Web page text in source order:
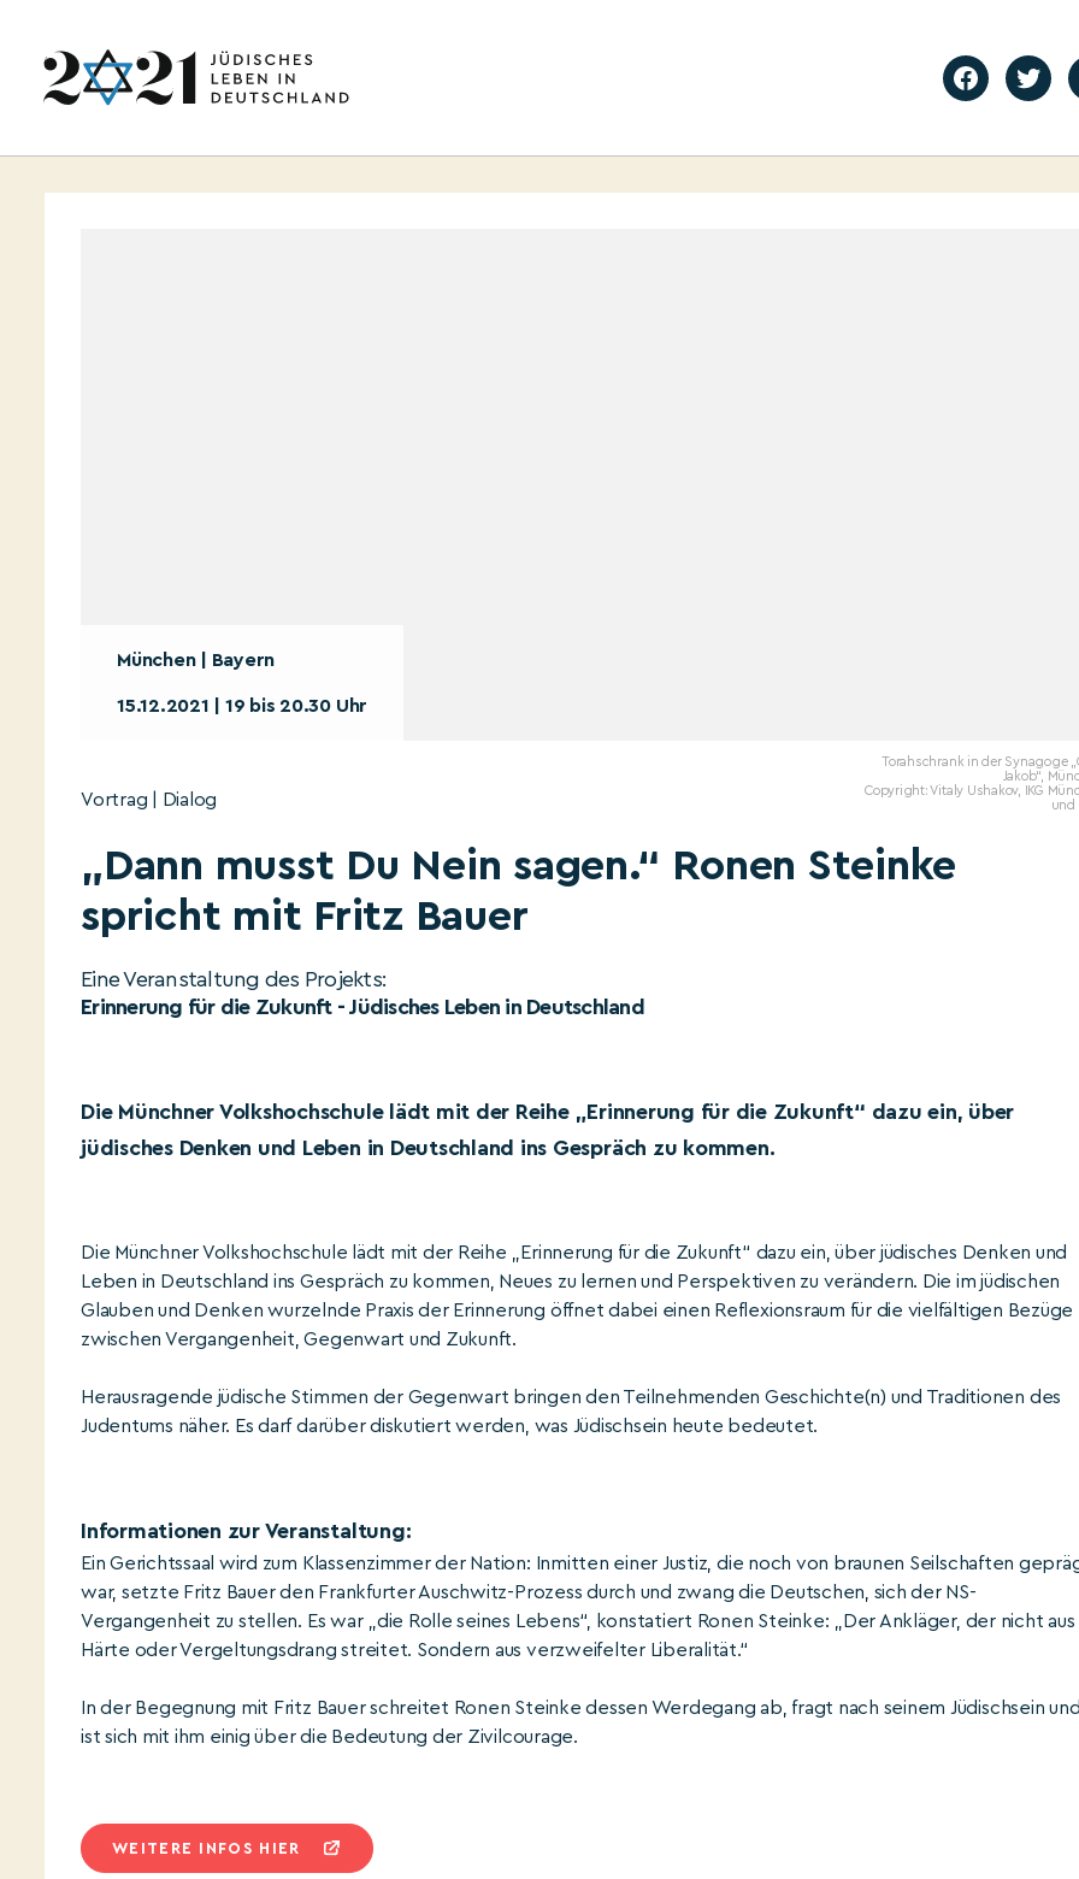
München | Bayern
15.12.2021 | 19 bis 20.30 Uhr
Torahschrank in der Synagoge
Jakob“,
Copyright: Vitaly Ushakov, IKG
und
Vortrag | Dialog
„Dann musst Du Nein sagen.“ Ronen Steinke
spricht mit Fritz Bauer
Eine Veranstaltung des Projekts:
Erinnerung für die Zukunft - Jüdisches Leben in Deutschland
Die Münchner Volkshochschule lädt mit der Reihe „Erinnerung für die Zukunft“ dazu ein, über
jüdisches Denken und Leben in Deutschland ins Gespräch zu kommen.
Die Münchner Volkshochschule lädt mit der Reihe „Erinnerung für die Zukunft“ dazu ein, über jüdisches Denken und
Leben in Deutschland ins Gespräch zu kommen, Neues zu lernen und Perspektiven zu verändern. Die im jüdischen
Glauben und Denken wurzelnde Praxis der Erinnerung öffnet dabei einen Reflexionsraum für die vielfältigen Bezüge
zwischen Vergangenheit, Gegenwart und Zukunft.
Herausragende jüdische Stimmen der Gegenwart bringen den Teilnehmenden Geschichte(n) und Traditionen des
Judentums näher. Es darf darüber diskutiert werden, was Jüdischsein heute bedeutet.
Informationen zur Veranstaltung:
Ein Gerichtssaal wird zum Klassenzimmer der Nation: Inmitten einer Justiz, die noch von braunen Seilschaften
war, setzte Fritz Bauer den Frankfurter Auschwitz-Prozess durch und zwang die Deutschen, sich der NS-
Vergangenheit zu stellen. Es war „die Rolle seines Lebens“, konstatiert Ronen Steinke: „Der Ankläger, der nicht aus
Härte oder Vergeltungsdrang streitet. Sondern aus verzweifelter Liberalität.“
In der Begegnung mit Fritz Bauer schreitet Ronen Steinke dessen Werdegang ab, fragt nach seinem Jüdischsein
ist sich mit ihm einig über die Bedeutung der Zivilcourage.
WEITERE INFOS HIER